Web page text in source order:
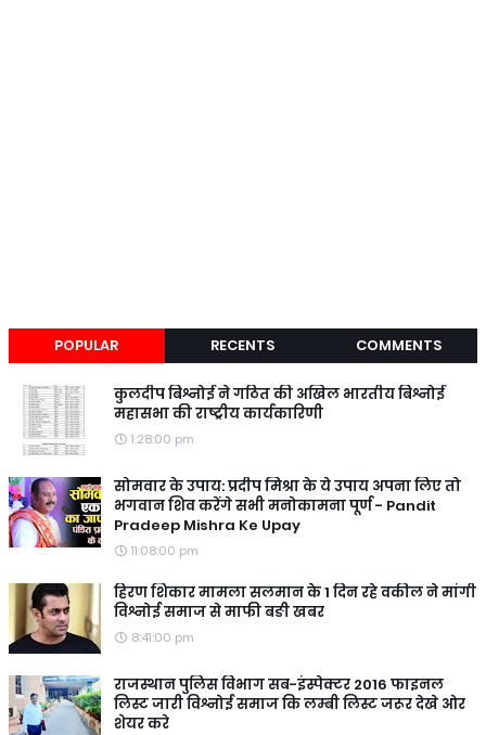
POPULAR RECENTS COMMENTS
कुलदीप बिश्नोई ने गठित की अखिल भारतीय बिश्नोई
महासभा की राष्ट्रीय कार्यकारिणी
1:28:00 pm
सोमवार के उपाय: प्रदीप मिश्रा के ये उपाय अपना लिए तो
भगवान शिव करेंगे सभी मनोकामना पूर्ण - Pandit
Pradeep Mishra Ke Upay
11:08:00 pm
हिरण शिकार मामला सलमान के 1 दिन रहे वकील ने मांगी
विश्नोई समाज से माफी बङी खबर
8:41:00 pm
राजस्थान पुलिस विभाग सब-इंस्पेक्टर 2016 फाइनल
लिस्ट जारी विश्नोई समाज कि लम्बी लिस्ट जरूर देखे ओर
शेयर करे